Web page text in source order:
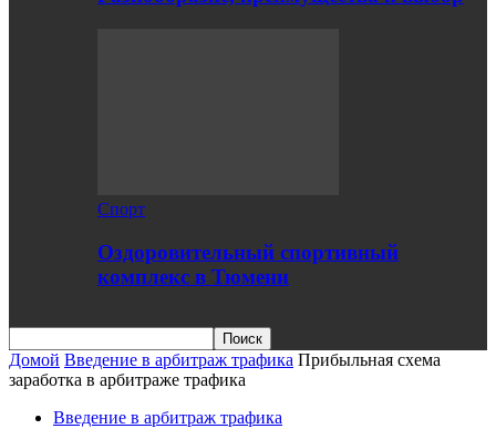
Спорт
Оздоровительный спортивный
комплекс в Тюмени
Домой Введение в арбитраж трафика Прибыльная схема
заработка в арбитраже трафика
Введение в арбитраж трафика